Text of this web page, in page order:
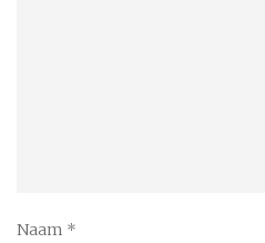
Naam *